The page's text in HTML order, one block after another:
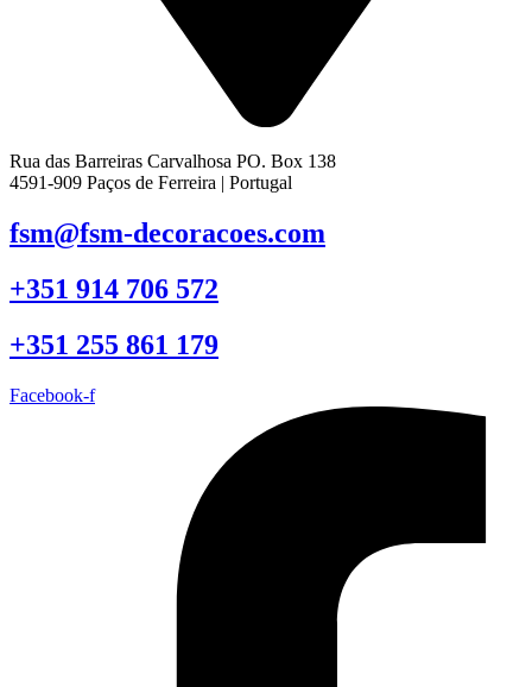
Rua das Barreiras Carvalhosa PO. Box 138
4591-909 Paços de Ferreira | Portugal
fsm@fsm-decoracoes.com
+351 914 706 572
+351 255 861 179
Facebook-f